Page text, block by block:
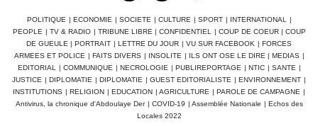
POLITIQUE | ECONOMIE | SOCIETE | CULTURE | SPORT | INTERNATIONAL
|
PEOPLE | TV & RADIO | TRIBUNE LIBRE | CONFIDENTIEL | COUP DE COEUR | COUP
DE GUEULE | PORTRAIT | LETTRE DU JOUR | VU SUR FACEBOOK | FORCES
ARMEES ET POLICE | FAITS DIVERS | INSOLITE | ILS ONT OSE LE DIRE | MEDIAS |
EDITORIAL
| COMMUNIQUE | NECROLOGIE | PUBLIREPORTAGE | NTIC | SANTE |
JUSTICE | DIPLOMATIE | DIPLOMATIE | GUEST EDITORIALISTE | ENVIRONNEMENT |
INSTITUTIONS | RELIGION | EDUCATION | AGRICULTURE | PAROLE DE CAMPAGNE |
Antivirus, la chronique d'Abdoulaye Der | COVID-19 | Assemblée Nationale | Echos des
Locales 2022